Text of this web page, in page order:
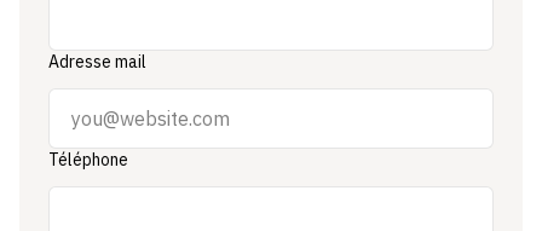
Adresse mail
Téléphone